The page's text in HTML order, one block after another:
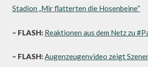
Stadion „Mir flatterten die Hosenbeine“
– FLASH: Reaktionen aus dem Netz zu
– FLASH:Augenzeugenvideo zeigt